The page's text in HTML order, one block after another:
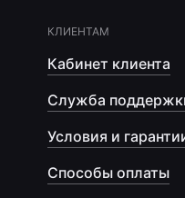
КЛИЕНТАМ
Кабинет клиента
Служба
Условия и
Способы оплаты